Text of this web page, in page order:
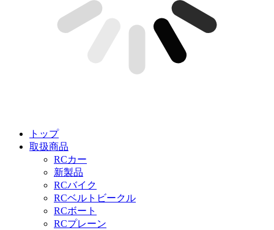
トップ
取扱商品
RCカー
新製品
RCバイク
RCベルトビークル
RCボート
RCプレーン